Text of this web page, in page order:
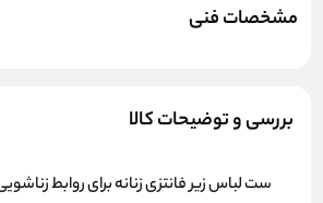
مشخصات فنی
بررسی و توضیحات کالا
ست لباس زیر فانتزی زنانهبرای روابط